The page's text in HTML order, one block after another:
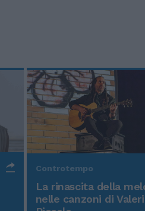
Controtempo
La rinascita della
nelle canzoni di